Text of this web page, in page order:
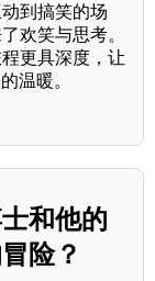
到搞笑的场
欢笑与思考。
更具深度，让
温暖。
和他的
险？